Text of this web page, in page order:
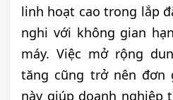
linh hoạt cao trong lắp
nghi với không gian
máy. Việc mở rộng
tăng cũng trở nên đơn
này giúp doanh nghiệp